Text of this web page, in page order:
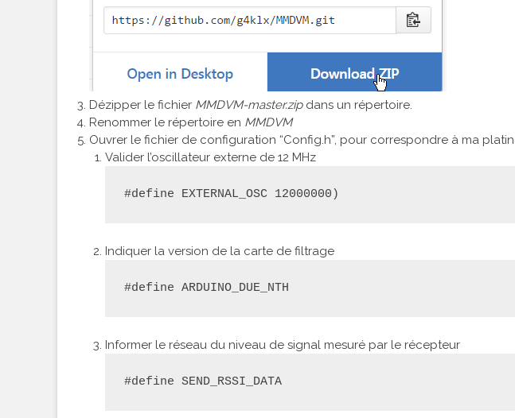
Dézipper le fichier MMDVM-master.zipdans un répertoire.
Renommer le répertoire en MMDVM
Ouvrer le fichier de configuration “Config.h”, pour correspondre à ma
Valider l’oscillateur externe de 12 MHz
Indiquer la version de la carte de filtrage
#define ARDUINO_DUE_NTH
Informer le réseau du niveau de signal mesuré par le récepteur
#define SEND_RSSI_DATA